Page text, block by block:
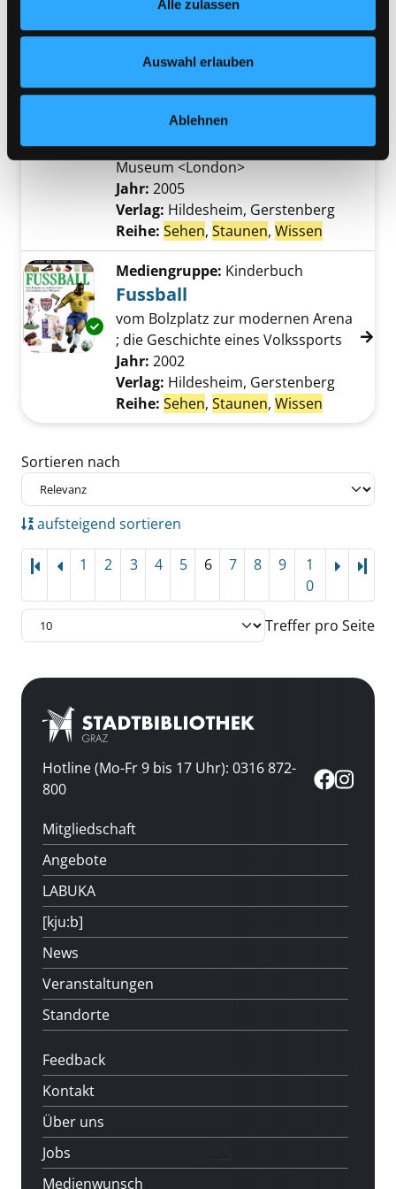
jederzeit widerrufen und Ihre Einstellungen verändern.
Nähere Informationen finden Sie in unserer
Alle zulassen
Auswahl erlauben
Ablehnen
Reihe: Sehen,Staunen
Exemplar-Details von Die grossen Entdecker
Mediengruppe:Kinderbuch
vom Altertum bis heute
Verfasser:National Maritime
Museum <London>Suche nach diesem
Jahr: 2005
Verlag: Hildesheim, Gerstenberg
Reihe: Sehen, Staunen, Wissen
Exemplar-Details von Fussball anzeigen
Mediengruppe: Kinderbuch
Fussball
vom Bolzplatz zur modernen Arena
; die Geschichte eines Volkssports
Suche nach diesem Verfasser
Jahr: 2002
Verlag: Hildesheim, Gerstenberg
Reihe: Sehen, Staunen, Wissen
Zu den Suchfiltern springen
Sortieren nach
aufsteigend sortieren
1 2 3 4 5 6 7 8 9
1
0
Treffer pro Seite
Hotline (Mo-Fr 9 bis 17 Uhr): 0316 872-
800
Mitgliedschaft
Angebote
LABUKA
[kju:b]
News
Veranstaltungen
Standorte
Feedback
Kontakt
Über uns
Jobs
Medienwunsch